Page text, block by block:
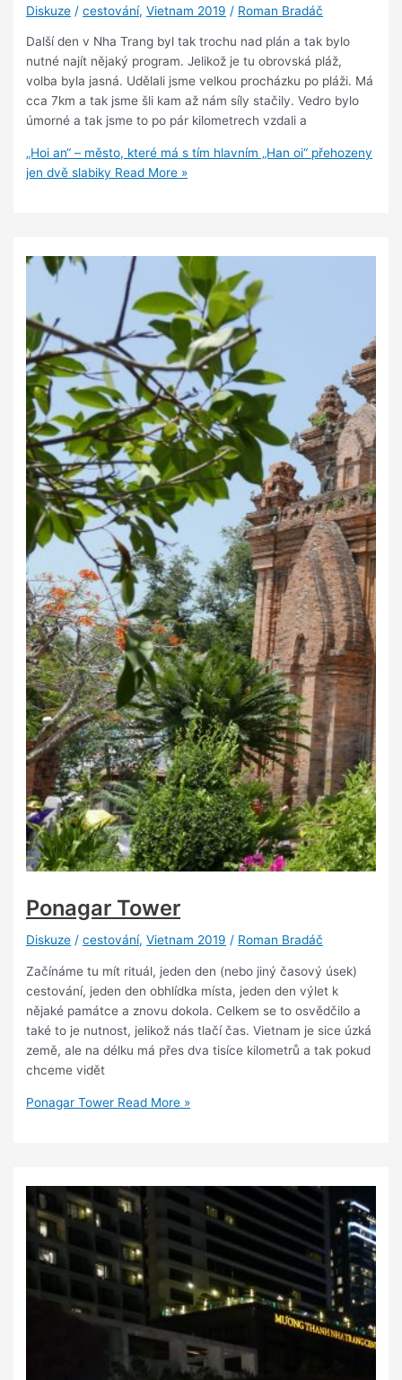
Diskuze /cestování,Vietnam 2019 / Roman Bradáč
Další den v Nha Trang byl tak trochu nad plán a tak bylo
nutné najít nějaký program. Jelikož je tu obrovská pláž,
volba byla jasná. Udělali jsme velkou procházku po pláži. Má
cca 7km a tak jsme šli kam až nám síly stačily. Vedro bylo
úmorné a tak jsme to po pár kilometrech vzdali a
„Hoi an“ – město, které má s tím hlavním „Han oi“ přehozeny
jen dvě slabiky Read More »
Ponagar Tower
Diskuze /cestování,Vietnam 2019 / Roman Bradáč
Začínáme tu mít rituál, jeden den (nebo jiný časový úsek)
cestování, jeden den obhlídka místa, jeden den výlet k
nějaké památce a znovu dokola. Celkem se to osvědčilo a
také to je nutnost, jelikož nás tlačí čas. Vietnam je sice úzká
země, ale na délku má přes dva tisíce kilometrů a tak pokud
chceme vidět
Ponagar Tower Read More »